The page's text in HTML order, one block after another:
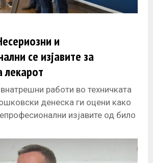
и
се изјавите за
лекарот
работи во техничката
денеска ги оцени како
изјавите од било